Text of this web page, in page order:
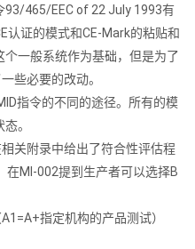
465/EEC of 22 July 1993有
认证的模式和CE-Mark的粘贴和
一般系统作为基础，但是为了
些必要的改动。
指令的不同的途径。所有的模
。
关附录中给出了符合性评估程
在MI-002提到生产者可以选择B
指定机构的产品测试）